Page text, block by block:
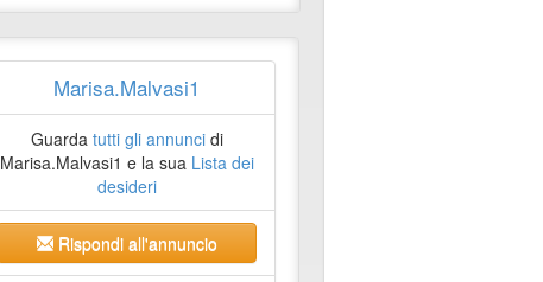
Marisa.Malvasi1
Guarda tutti gli annuncidi
Marisa.Malvasi1 e la sua Lista dei
desideri
Rispondi all'annuncio